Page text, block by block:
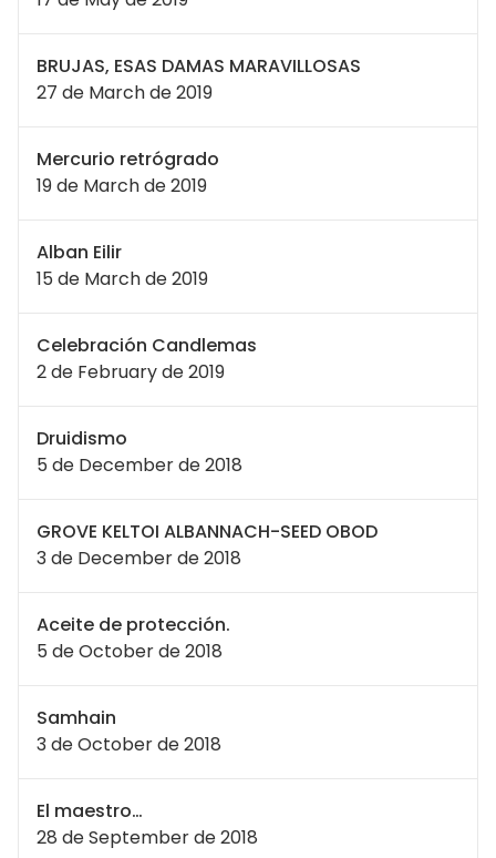
BRUJAS, ESAS DAMAS MARAVILLOSAS
27 de March de 2019
Mercurio retrógrado
19 de March de 2019
Alban Eilir
15 de March de 2019
Celebración Candlemas
2 de February de 2019
Druidismo
5 de December de 2018
GROVE KELTOI ALBANNACH-SEED OBOD
3 de December de 2018
Aceite de protección.
5 de October de 2018
Samhain
3 de October de 2018
El maestro…
28 de September de 2018